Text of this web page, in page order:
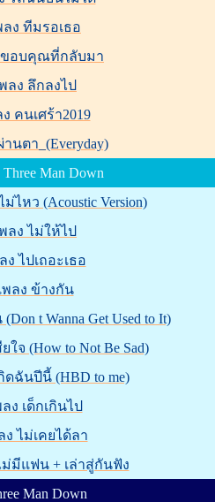
ลง ทีมรอเธอ
ขอบคุณที่กลับมา
ลง ลึกลงไป
คนเศร้า2019
นตา_(Everyday)
Man Down
ไหว (Acoustic Version)
ลง ไม่ให้ไป
ง ไปเถอะเธอ
พลง ข้างกัน
t Wanna Get Used to It)
ใจ (How to Not Be Sad)
ดฉันปีนี้ (HBD to me)
ง เด็กเกินไป
ง ไม่เคยได้ลา
มีแฟน + เล่าสู่กันฟัง
Man Down